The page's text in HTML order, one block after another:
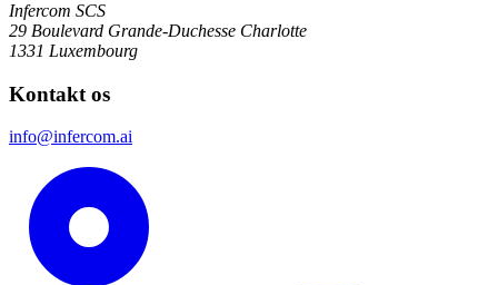
Infercom SCS
29 Boulevard Grande-Duchesse Charlotte
1331 Luxembourg
Kontakt os
info@infercom.ai